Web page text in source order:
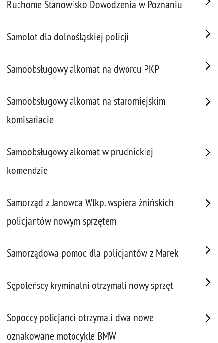
Ruchome Stanowisko Dowodzenia w Poznaniu
Samolot dla dolnośląskiej policji
Samoobsługowy alkomat na dworcu PKP
Samoobsługowy alkomat na staromiejskim
komisariacie
Samoobsługowy alkomat w prudnickiej
komendzie
Samorząd z Janowca Wlkp. wspiera żnińskich
policjantów nowym sprzętem
Samorządowa pomoc dla policjantów z Marek
Sępoleńscy kryminalni otrzymali nowy sprzęt
Sopoccy policjanci otrzymali dwa nowe
oznakowane motocykle BMW